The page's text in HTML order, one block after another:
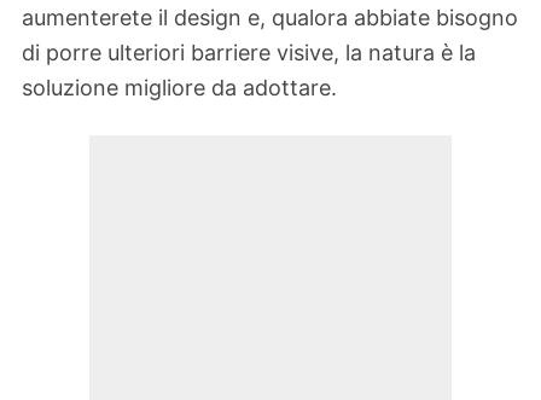
aumenterete il design e, qualora abbiate bisogno
di porre ulteriori barriere visive, la natura è la
soluzione migliore da adottare.